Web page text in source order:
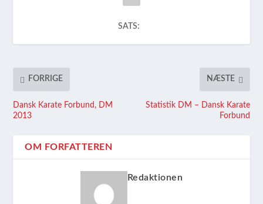
SATS:
FORRIGE
Dansk Karate Forbund, DM
2013
NÆSTE
Statistik DM – Dansk Karate
Forbund
OM FORFATTEREN
Redaktionen